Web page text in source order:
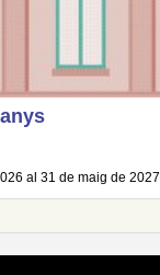
al 31 de maig de 2027